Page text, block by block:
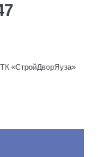
«СтройДворЯуза»